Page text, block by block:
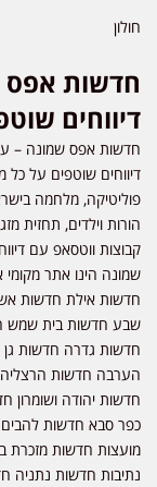
חולון
דיווחים
חדשות אפס שמונה –
דיווחים שוטפים על כל
פוליטיקה, מלחמה
הורות וילדים, תחזית
קבוצות ווטסאפ עם
שמונה הינו אתר מקומי
חדשות אילת חדשות
שבע חדשות בית שמש
חדשות גדרה חדשות גן
הערבה חדשות הרצליה
חדשות יהודה
כפר סבא חדשות להבים
מועצות חדשות מזכרת
נתיבות חדשות נתניה